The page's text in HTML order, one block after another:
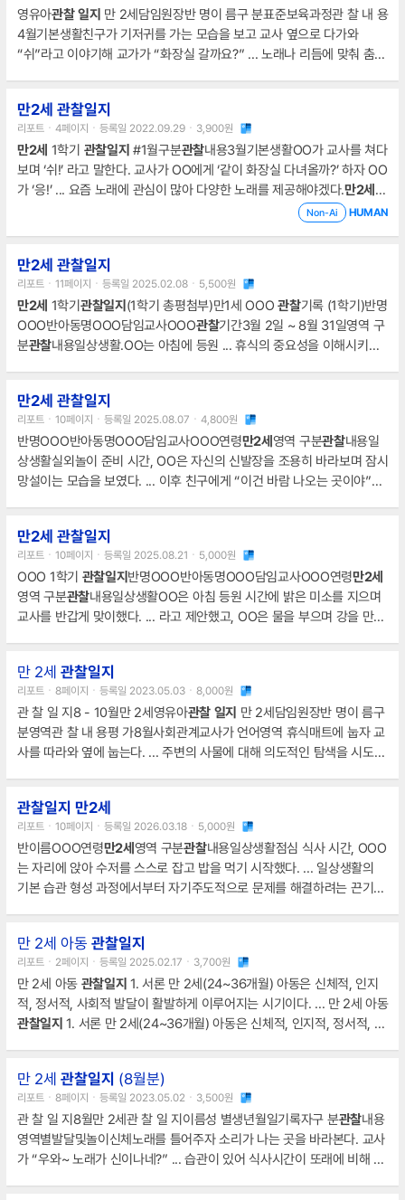
임교사OOO연령 만2세영역
영유아관찰 일지 만 2세담임원장반 명이 름구 분표준보육과정관 찰 내 용
4월기본생활친구가 기저귀를 가는 모습을 보고 교사 옆으로 다가와
“쉬”라고 이야기해 교가가 “화장실 갈까요?” ... 노래나 리듬에 맞춰 춤추
월기본생활교사가 낮잠 ... 다른 영아와 함께 놀이한다.신체를 이용하여
간단한 리듬과 소리를 만든다.그리기와 단순한 만들기를 자발적으로 한
다.영유아관찰 일지만 2세담임원장반 명이 름구 분표준보육과정관 찰 내
만2세 관찰일지
리포트ㆍ4페이지ㆍ등록일 2022.09.29ㆍ3,900원
만2세 1학기 관찰일지 #1월구분관찰내용3월기본생활OO가 교사를 쳐다
보며 ‘쉬!’ 라고 말한다. 교사가 OO에게 ‘같이 화장실 다녀올까?’ 하자 OO
가 ‘응!’ ... 요즘 노래에 관심이 많아 다양한 노래를 제공해야겠다.만2세 1
내용3월기본생활교사가 배식을 해주고 잘
하는 경우에는 소량이라도 맛을 볼 수 있도록 권하여 주고,너무
Non-Ai HUMAN
만2세 관찰일지
리포트ㆍ11페이지ㆍ등록일 2025.02.08ㆍ5,500원
만2세 1학기관찰일지 (1학기 총평첨부)만1세 OOO관찰기록 (1학기)반명
OOO반아동명OOO담임교사OOO관찰기간3월 2일 ~ 8월 31일영역 구
분관찰내용일상생활.OO는 아침에 등원 ... 휴식의 중요성을 이해시키는
활.간식 시간에 ... 신체 표현에 대한 자신감을 키워줄 수 있는 활동이 필
요해 보인다.만1세 OOO관찰기록 (1학기)반명OOO반아동명OOO담임
교사OOO관찰기간3월 2일 ~ 8월 31일영역 구분관찰내용일상생활.점심
시간
만2세 관찰일지
리포트ㆍ10페이지ㆍ등록일 2025.08.07ㆍ4,800원
반명OOO반아동명OOO담임교사OOO연령만2세 영역 구분관찰내용일
상생활실외놀이 준비 시간, OO은 자신의 신발장을 조용히 바라보며 잠시
망설이는 모습을 보였다. ... 이후 친구에게 “이건 바람 나오는 곳이야”라
용히 자리에 ... 다양한 탐색 환경을 제공하여 창의적 사고가 더욱 풍부해
지도록 도울 예정이다.반명OOO반아동명OOO담임교사OOO연령
영역 구분관찰내용일상생활OO은 아침 등원 후 스스로 신발을 벗고
만2세 관찰일지
리포트ㆍ10페이지ㆍ등록일 2025.08.21ㆍ5,000원
OOO 1학기 관찰일지 반명OOO반아동명OOO담임교사OOO연령만2세
영역 구분관찰내용일상생활OO은 아침 등원 시간에 밝은 미소를 지으며
교사를 반갑게 맞이했다. ... 라고 제안했고, OO은 물을 부으며 강을 만들
를 즐겼다.1학기 OOO
연령만2세영역 구분관찰내용일상생활OO은 아침에 친구들과 함께
만 2세 관찰일지
리포트ㆍ8페이지ㆍ등록일 2023.05.03ㆍ8,000원
관 찰 일 지8 - 10월만 2세영유아관찰 일지 만 2세담임원장반 명이 름구
분영역관 찰 내 용평 가8월사회관계교사가 언어영역 휴식매트에 눕자 교
사를 따라와 옆에 눕는다. ... 주변의 사물에 대해 의도적인 탐색을 시도한
을 즐긴다.영유아관찰
용평 가8월기본생활점심시간이 되자 자리에 앉아 스스로 수저를 꺼낸다.
관찰일지 만2세
리포트ㆍ10페이지ㆍ등록일 2026.03.18ㆍ5,000원
반이름OOO연령만2세 영역 구분관찰내용일상생활점심 식사 시간, OOO
는 자리에 앉아 수저를 스스로 잡고 밥을 먹기 시작했다. ... 일상생활의
기본 습관 형성 과정에서부터 자기주도적으로 문제를 해결하려는 끈기와
력을 통해 창의적인 문제 해결력을 발휘할 수 있는 기회를 제공하여 수용
적 태도를 주도적인 참여로 확장해 나갈 수 있도록 돕는 것이 필요하다.반
이름OOO연령만2세영역
만 2세 아동 관찰일지
리포트ㆍ2페이지ㆍ등록일 2025.02.17ㆍ3,700원
만 2세 아동 관찰일지 1. 서론 만 2세(24~36개월) 아동은 신체적, 인지
적, 정서적, 사회적 발달이 활발하게 이루어지는 시기이다. ... 만 2세 아동
관찰일지 1. 서론 만 2세(24~36개월) 아동은 신체적, 인지적, 정서적, 사
특징을 분석하는 데 목적이 있다.
만 2세 관찰일지 (8월분)
리포트ㆍ8페이지ㆍ등록일 2023.05.02ㆍ3,500원
관 찰 일 지8월만 2세관 찰 일 지이름성 별생년월일기록자구 분관찰내용
영역별발달및놀이신체노래를 틀어주자 소리가 나는 곳을 바라본다. 교사
가 “우와~ 노래가 신이나네?” ... 습관이 있어 식사시간이 또래에 비해 긴